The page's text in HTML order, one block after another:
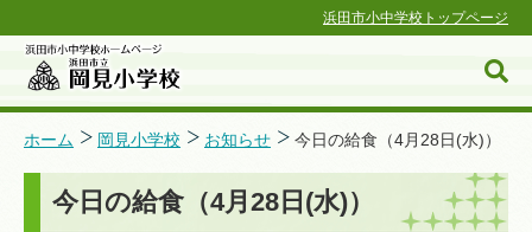
浜田市小中学校トップページ
浜田市小中学校ホームページ
ホーム 岡見小学校 お知らせ 今日の給食（4月28日(水)）
今日の給食（4月28日(水)）